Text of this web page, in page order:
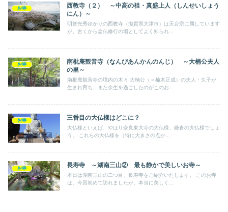
お寺
西教寺（２） ～中高の祖・真盛上人（しんせいしょう
にん）～
明智光秀ゆかりの西教寺（滋賀県大津市）は天台宗に属しています
が、古くから念仏修行の場としてよく知られ...
お寺
南枇庵観音寺（なんぴあんかんのんじ） ～大楠公夫人
の里～
南枇庵観音寺の境内の木々 大楠公（＝楠木正成）の夫人・久子が
生まれ育ち、また余生を過ごしたのがこのお...
お寺 三番目の大仏様はどこに？
大仏様といえば、やはり奈良東大寺の大仏様、鎌倉の大仏様でしょ
う。 これらの大仏様を（特に大きさの点か...
お寺 長寿寺 ～湖南三山② 最も静かで美しいお寺～
本日は湖南三山の二つ目、長寿寺をご紹介いたします。 このお寺
は、今回初めて訪れましたが、本当に美しく...